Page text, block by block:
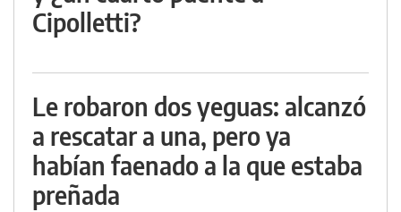
Cipolletti?
Le robaron dos yeguas: alcanzó
a rescatar a una, pero ya
habían faenado a la que estaba
preñada